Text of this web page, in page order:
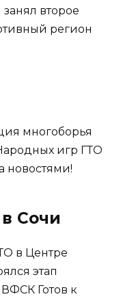
второе
регион
многоборья
игр ГТО
новостями!
Сочи
в Центре
этап
Готов к